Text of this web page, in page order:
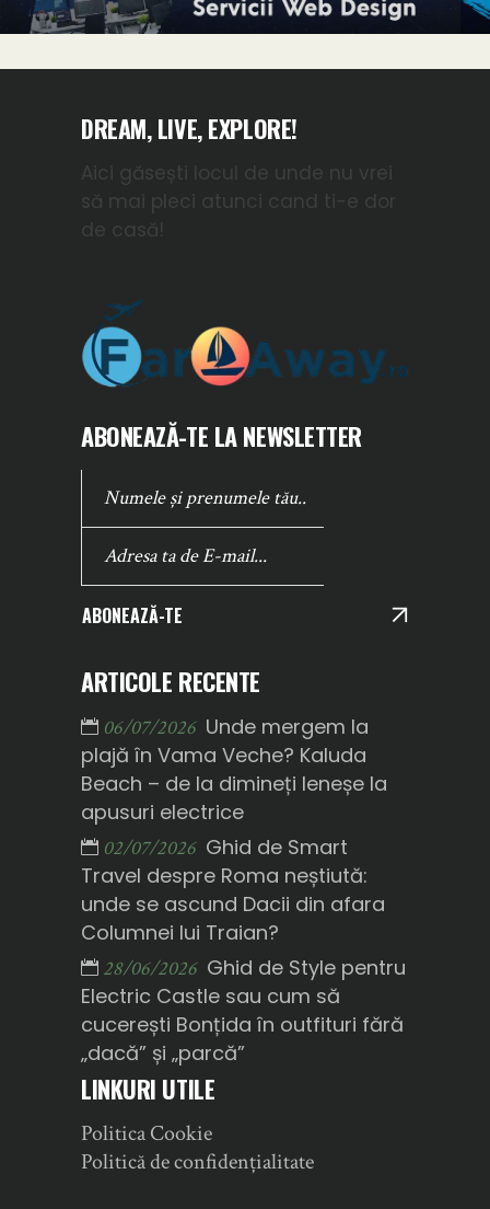
DREAM, LIVE, EXPLORE!
Aici găsești locul de unde nu vrei
să mai pleci atunci cand ti-e dor
de casă!
ABONEAZĂ-TE LA NEWSLETTER
ABONEAZĂ-TE
ARTICOLE RECENTE
06/07/2026 Unde mergem la
plajă în Vama Veche? Kaluda
Beach – de la dimineți leneșe la
apusuri electrice
02/07/2026 Ghid de Smart
Travel despre Roma neștiută:
unde se ascund Dacii din afara
Columnei lui Traian?
28/06/2026 Ghid de Style pentru
Electric Castle sau cum să
cucerești Bonțida în outfituri fără
„dacă” și „parcă”
LINKURI UTILE
Politica Cookie
Politică de confidențialitate